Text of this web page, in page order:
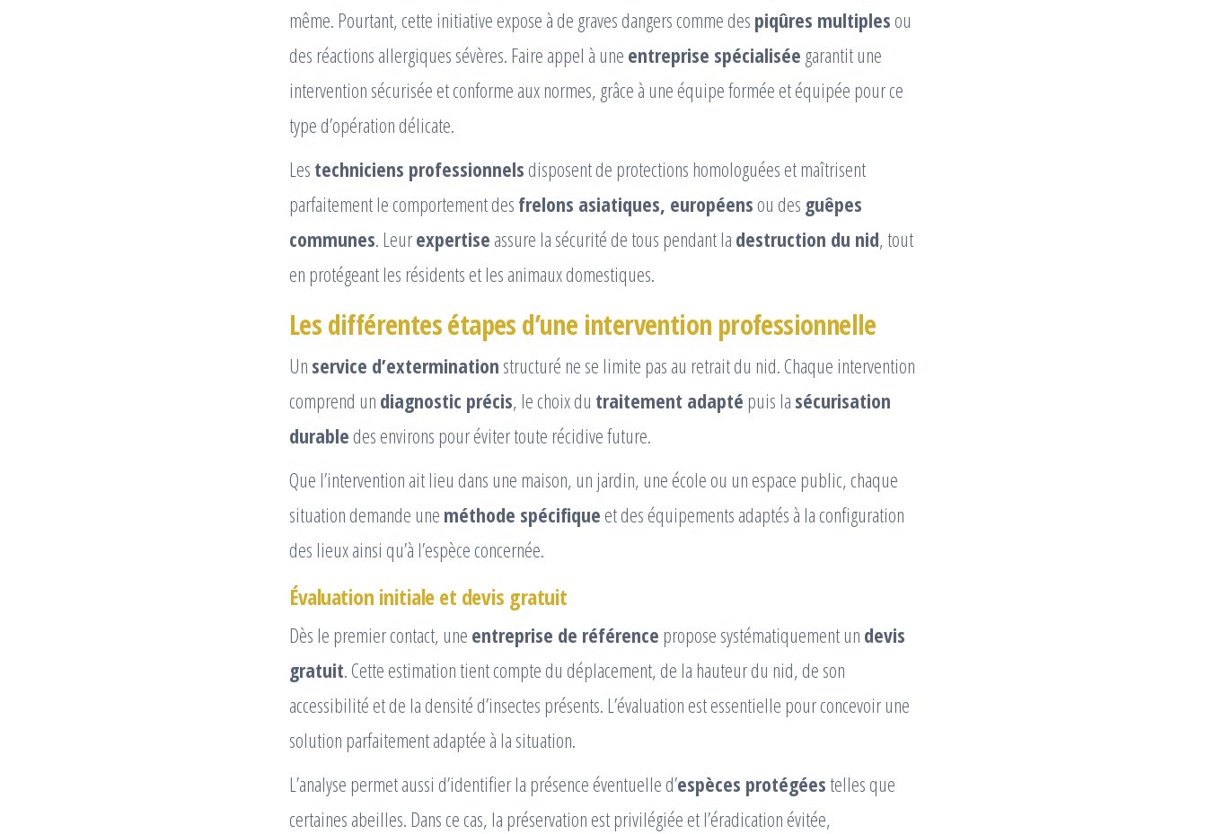
même. Pourtant, cette initiative expose à de graves dangers comme des piqûres multiples ou
des réactions allergiques sévères. Faire appel à une entreprise spécialisée garantit une
intervention sécurisée et conforme aux normes, grâce à une équipe formée et équipée pour ce
type d’opération délicate.
Les techniciens professionnels disposent de protections homologuées et maîtrisent
parfaitement le comportement des frelons asiatiques, européens ou des guêpes
communes. Leurexpertise assure la sécurité de tous pendant la destruction du nid, tout
en protégeant les résidents et les animaux domestiques.
Les différentes étapes d’une intervention professionnelle
Un service d’extermination structuré ne se limite pas au retrait du nid. Chaque intervention
comprend un diagnostic précis, le choix du traitement adapté puis la sécurisation
durable des environs pour éviter toute récidive future.
Que l’intervention ait lieu dans une maison, un jardin, une école ou un espace public, chaque
situation demande une méthode spécifique et des équipements adaptés à la configuration
des lieux ainsi qu’à l’espèce concernée.
Évaluation initiale et devis gratuit
Dès le premier contact, une entreprise de référence propose systématiquement un devis
gratuit. Cette estimation tient compte du déplacement, de la hauteur du nid, de son
accessibilité et de la densité d’insectes présents. L’évaluation est essentielle pour concevoir une
solution parfaitement adaptée à la situation.
L’analyse permet aussi d’identifier la présence éventuelle d’espèces protégées telles que
certaines abeilles. Dans ce cas, la préservation est privilégiée et l’éradication évitée,